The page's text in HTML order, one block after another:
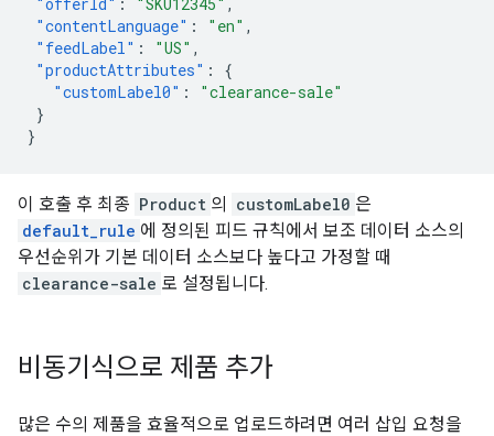
"contentLanguage" : "en" ,
"feedLabel" : "US" ,
"productAttributes" :
{
"customLabel0" :
"clearance-sale"
}
}
이 호출 후 최종 Product 의 customLabel0 은
default_rule 에 정의된 피드 규칙에서 보조 데이터 소스의
우선순위가 기본 데이터 소스보다 높다고 가정할 때
clearance-sale 로 설정됩니다.
비동기식으로 제품 추가
많은 수의 제품을 효율적으로 업로드하려면 여러 삽입 요청을